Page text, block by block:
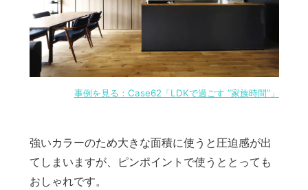
事例を見る：Case62「LDKで過ごす ”家族時間”」
強いカラーのため大きな面積に使うと圧迫感が出
てしまいますが、ピンポイントで使うととっても
おしゃれです。